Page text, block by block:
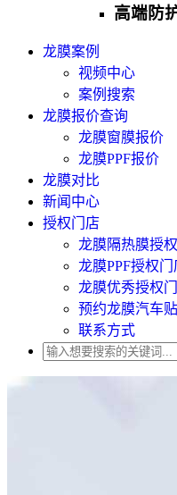
高端防
龙膜案例
视频中心
案例搜索
龙膜报价查询
龙膜窗膜报价
龙膜PPF报价
龙膜对比
新闻中心
授权门店
龙膜隔热膜授
龙膜PPF授权
龙膜优秀授权
预约龙膜汽车
联系方式